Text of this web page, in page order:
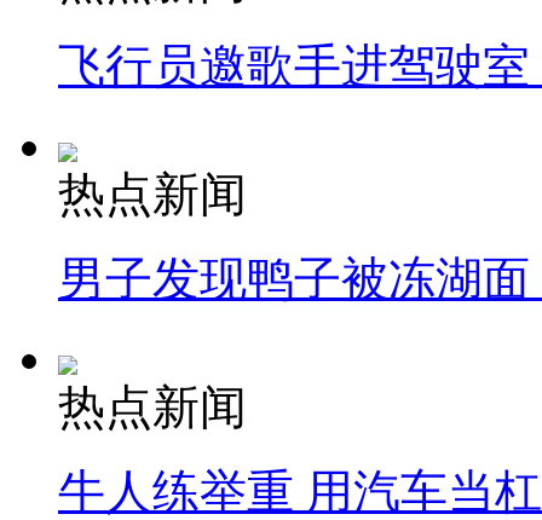
飞行员邀歌手进驾驶
热点新闻
男子发现鸭子被冻湖
热点新闻
牛人练举重 用汽车当